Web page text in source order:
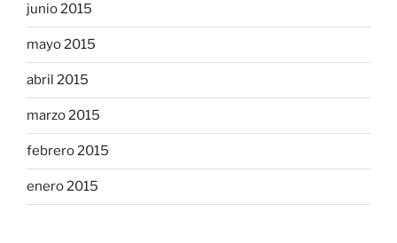
junio 2015
mayo 2015
abril 2015
marzo 2015
febrero 2015
enero 2015